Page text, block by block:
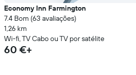
Economy Inn Farmington
7.4 Bom (63 avaliações)
1,26 km
Wi-fi, TV Cabo ou TV por satélite
60 €+